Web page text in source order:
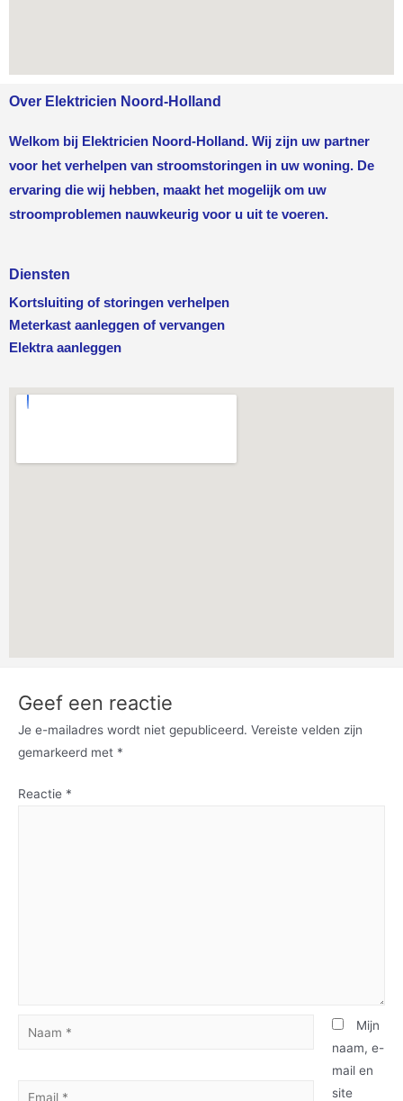
Over Elektricien Noord-Holland
Welkom bij Elektricien Noord-Holland. Wij zijn uw partner
voor het verhelpen van stroomstoringen in uw woning. De
ervaring die wij hebben, maakt het mogelijk om uw
stroomproblemen nauwkeurig voor u uit te voeren.
Diensten
Kortsluiting of storingen verhelpen
Meterkast aanleggen of vervangen
Elektra aanleggen
Geef een reactie
Je e-mailadres wordt niet gepubliceerd. Vereiste velden zijn
gemarkeerd met *
Reactie *
Mijn
naam, e-
mail en
site